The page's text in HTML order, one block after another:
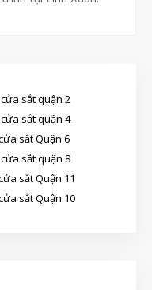
sắt quận 2
sắt quận 4
sắt Quận 6
sắt quận 8
sắt Quận 11
sắt Quận 10